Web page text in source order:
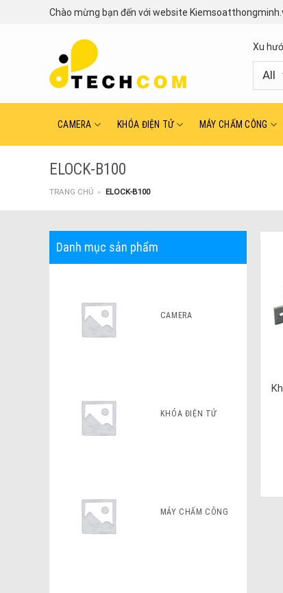
Chào mừng bạn đến với website
Xu
CAMERA KHÓA ĐIỆN TỬ MÁY CHẤM CÔNG
ELOCK-B100
TRANG CHỦ » ELOCK-B100
Danh mục sản phẩm
CAMERA
KHÓA ĐIỆN TỬ
MÁY CHẤM CÔNG